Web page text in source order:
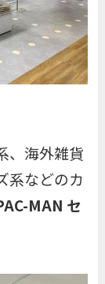
、海外雑貨
系などのカ
MAN セ